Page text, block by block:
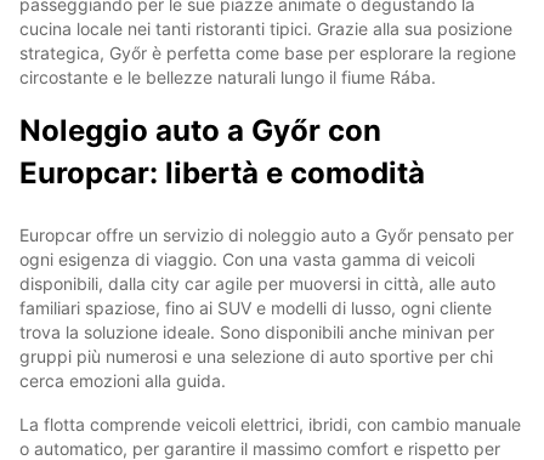
passeggiando per le sue piazze animate o degustando la
cucina locale nei tanti ristoranti tipici. Grazie alla sua posizione
strategica, Győr è perfetta come base per esplorare la regione
circostante e le bellezze naturali lungo il fiume Rába.
Noleggio auto a Győr con
Europcar: libertà e comodità
Europcar offre un servizio di noleggio auto a Győr pensato per
ogni esigenza di viaggio. Con una vasta gamma di veicoli
disponibili, dalla city car agile per muoversi in città, alle auto
familiari spaziose, fino ai SUV e modelli di lusso, ogni cliente
trova la soluzione ideale. Sono disponibili anche minivan per
gruppi più numerosi e una selezione di auto sportive per chi
cerca emozioni alla guida.
La flotta comprende veicoli elettrici, ibridi, con cambio manuale
o automatico, per garantire il massimo comfort e rispetto per